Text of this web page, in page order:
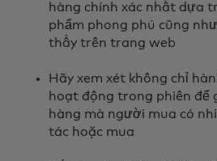
hàng chính xác nhất dựa
phẩm phong phú cũng
thấy trên trang web
Hãy xem xét không chỉ
hoạt động trong phiên để
hàng mà người mua có
tác hoặc mua